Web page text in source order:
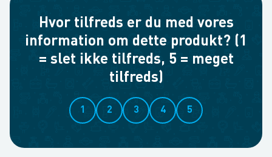
Hvor tilfreds er du med vores
information om dette produkt? (1
= slet ikke tilfreds, 5 = meget
tilfreds)
1 2 3 4 5